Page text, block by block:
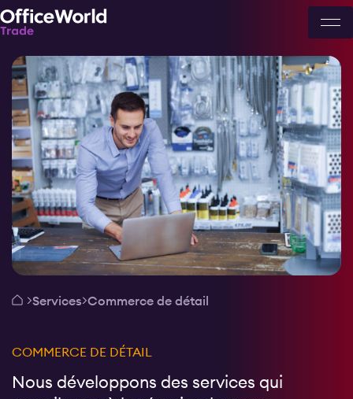
Services Commerce de détail
COMMERCE DE DÉTAIL
Nous développons des services qui